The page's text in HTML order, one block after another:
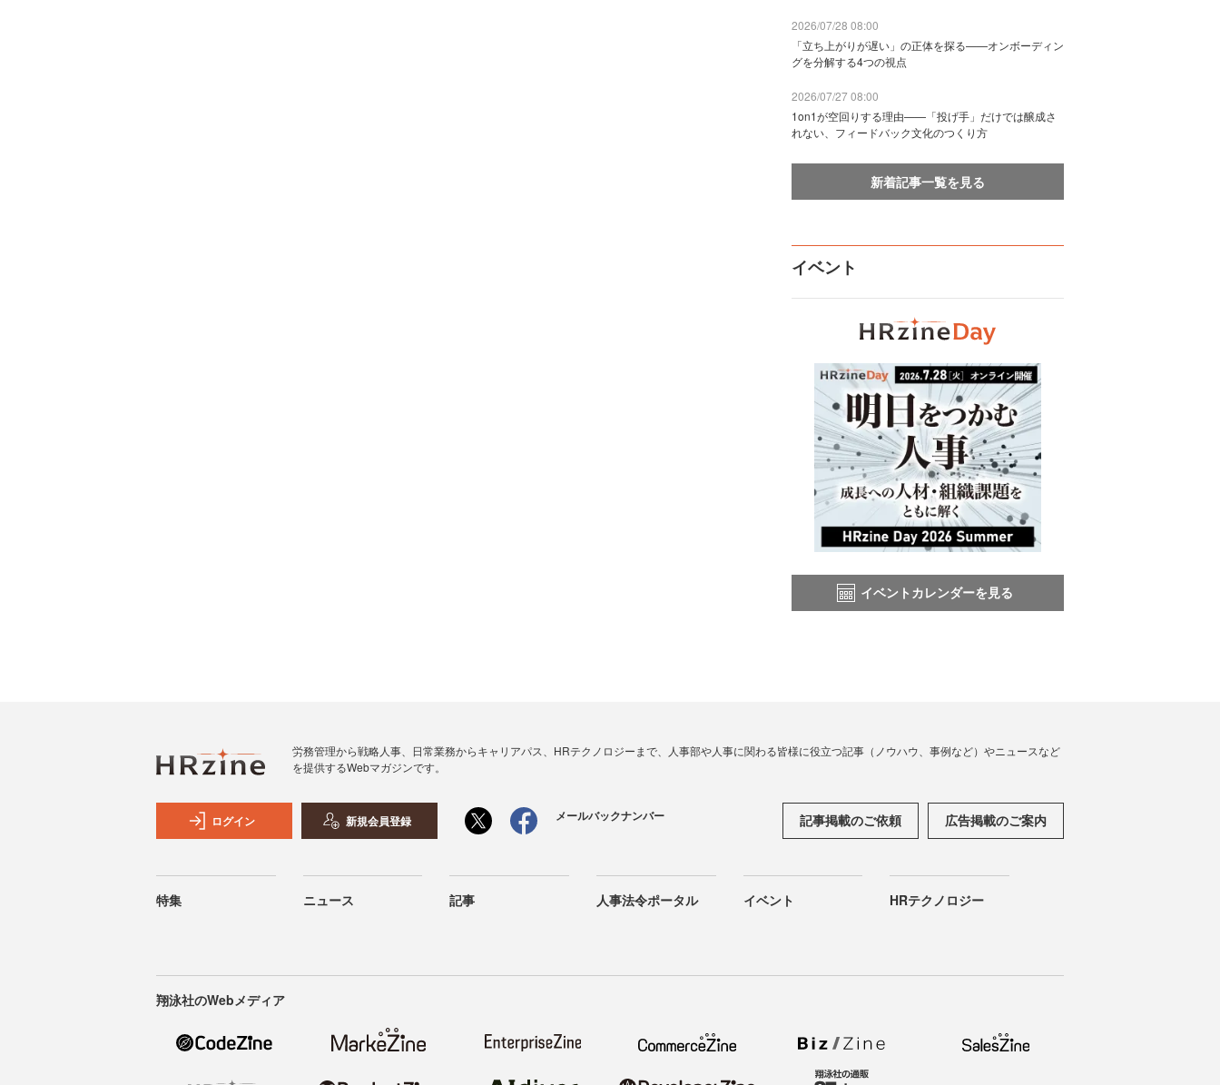
2026/07/28 08:00
「立ち上がりが遅い」の正体を探る——オンボーディン
グを分解する4つの視点
2026/07/27 08:00
1on1が空回りする理由——「投げ手」だけでは醸成さ
れない、フィードバック文化のつくり方
新着記事一覧を見る
イベント
イベントカレンダーを見る
労務管理から戦略人事、日常業務からキャリアパス、HRテクノロジーまで、人事部や人事に関わる皆様に役立つ記事（ノウハウ、事例など）やニュースなど
を提供するWebマガジンです。
ログイン 新規会員登録 メールバックナンバー 記事掲載のご依頼 広告掲載のご案内
特集 ニュース 記事 人事法令ポータル イベント HRテクノロジー
翔泳社のWebメディア